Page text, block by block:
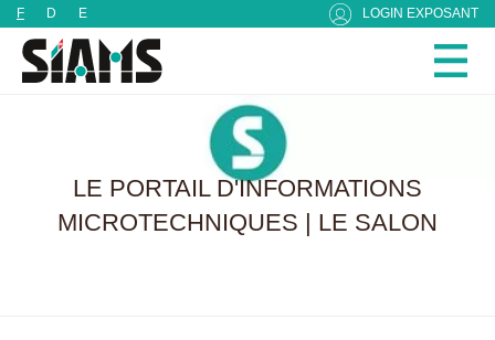
F D E LOGIN EXPOSANT
LE PORTAIL D'INFORMATIONS
MICROTECHNIQUES | LE SALON
Panneau de gestion des cookies